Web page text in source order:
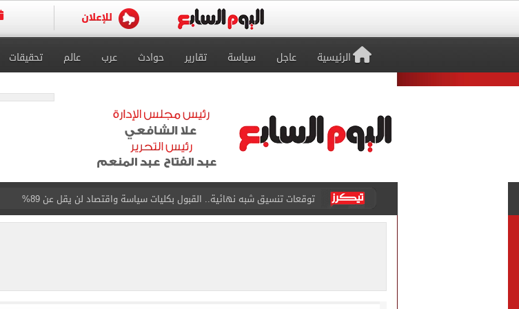
الرئيسية عاجل سياسة تقارير حوادث عرب عالم تحقيقات
مكتب التنسيق: إتاحة تعديل الرغبات حتى غلق المرحلة الأولى
بيع 15 ألف قميص و17000 تذكرة موسمية فى طرابزون سبور بعد صفقة محمد صلاح
صفقة محمد صلاح تتصدر عناوين الصحف التركية وقميصه يشعل الأسواق في